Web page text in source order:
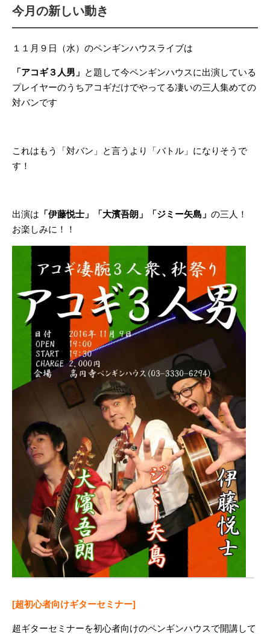
今月の新しい動き
１１月９日（水）のペンギンハウスライブは
「アコギ３人男」 と題して今ペンギンハウスに出演している
プレイヤーのうちアコギだけでやってる凄いの三人集めての
対バンです
これはもう「対バン」と言うより「バトル」になりそうで
す！
出演は 「伊藤悦士」「大濱吾朗」「ジミー矢島」 の三人！
お楽しみに！！
[超初心者向けギターセミナー]
超ギターセミナーを初心者向けのペンギンハウスで開講して